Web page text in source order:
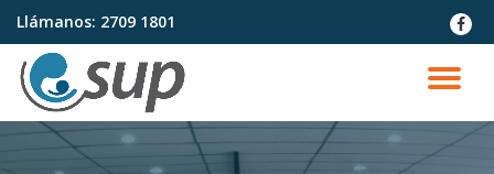
Saltar
contenido
Llámanos: 2709 1801
fa-